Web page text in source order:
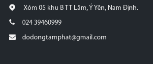
Xóm 05 khu B TT Lâm, Ý Yên, Nam Định.
024 39460999
dodongtamphat@gmail.com